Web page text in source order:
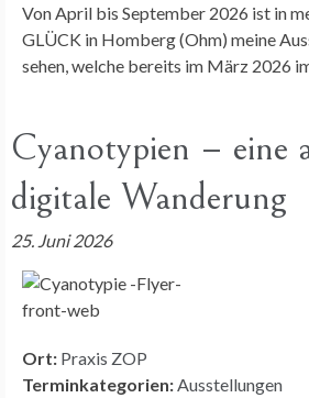
Von April bis September 2026 ist in
GLÜCK in Homberg (Ohm) meine
sehen, welche bereits im März 2026
Cyanotypien – eine
digitale Wanderung
25. Juni 2026
Ort: Praxis ZOP
Terminkategorien:Ausstellungen